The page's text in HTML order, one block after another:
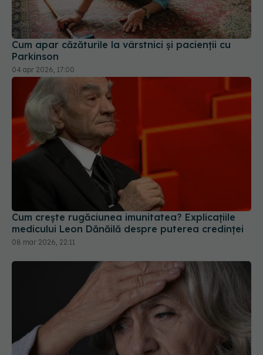
Cum apar căzăturile la vârstnici și pacienții cu
Parkinson
04 apr 2026, 17:00
Cum crește rugăciunea imunitatea? Explicațiile
medicului Leon Dănăilă despre puterea credinței
08 mar 2026, 22:11